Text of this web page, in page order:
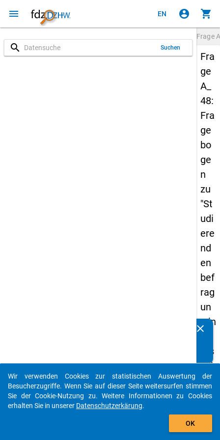
menu EN account_circle shopping_cart
search Suchen
Frage
Fra
ge
A_
48:
Fra
ge
bo
ge
n
zu
"St
udi
ere
nd
en
bef
rag
un
g in
uts
chl
an
d
clear
auto_stories
add_shopping_cart
Wir verwenden Cookies zur statistischen Auswertung der
Besucherzugriffe. Wenn Sie auf dieser Seite weitersurfen stimmen
Sie der Cookie-Nutzung zu. Weitere Informationen zu Cookies
erhalten Sie in unserer Datenschutzerkärung.
OK